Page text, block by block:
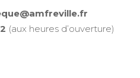
(aux heures d’ouverture)